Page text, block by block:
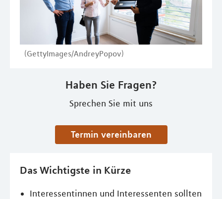
(GettyImages/AndreyPopov)
Haben Sie Fragen?
Sprechen Sie mit uns
Termin vereinbaren
Das Wichtigste in Kürze
Interessentinnen und Interessenten sollten